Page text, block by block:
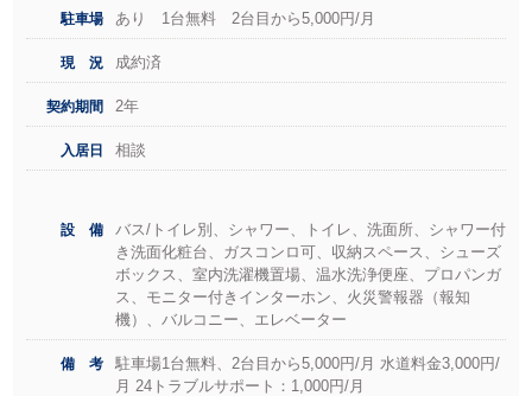
駐車場 あり 1台無料 2台目から5,000円/月
現 況 成約済
契約期間 2年
入居日 相談
設 備
バス/トイレ別、シャワー、トイレ、洗面所、シャワー付
き洗面化粧台、ガスコンロ可、収納スペース、シューズ
ボックス、室内洗濯機置場、温水洗浄便座、プロパンガ
ス、モニター付きインターホン、火災警報器（報知
機）、バルコニー、エレベーター
備 考
駐車場1台無料、2台目から5,000円/月 水道料金3,000円/
月 24トラブルサポート：1,000円/月